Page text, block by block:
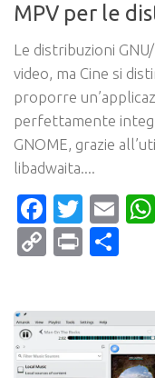
MPV per le
Le distribuzioni
video, ma Cine si
proporre
perfettamente
GNOME, grazie
libadwaita....
CopyPrint